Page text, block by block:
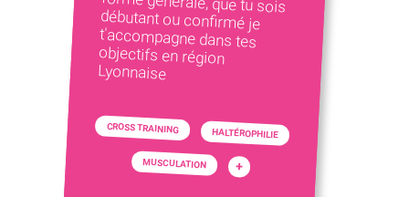
Lyonnaise
CROSS TRAINING HALTÉROPHILIE
MUSCULATION +